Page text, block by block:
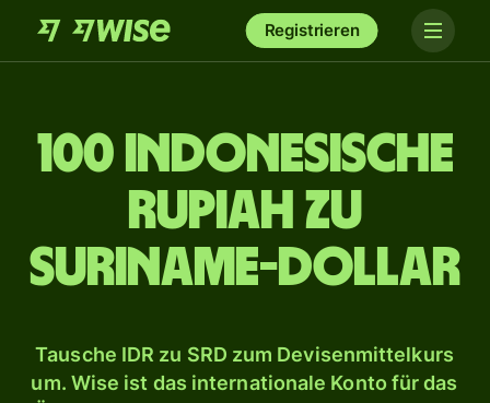
Registrieren
100 indonesische
Rupiah zu
Suriname-Dollar
Tausche IDR zu SRD zum Devisenmittelkurs
um. Wise ist das internationale Konto für das